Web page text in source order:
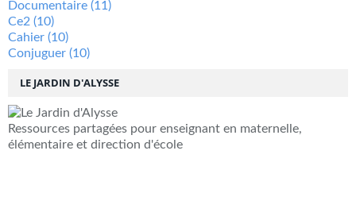
LE JARDIN D'ALYSSE
Ressources partagées pour enseignant en maternelle,
élémentaire et direction d'école
Documentaire (11)
Ce2 (10)
Cahier (10)
Conjuguer (10)